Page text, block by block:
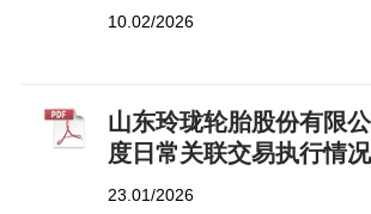
10.02/2026
山东玲珑轮胎股份有限
度日常关联交易执行情
度日常关联交易计划的公
23.01/2026